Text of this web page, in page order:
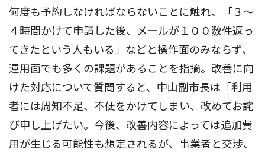
何度も予約しなければならないことに触れ、「３〜
４時間かけて申請した後、メールが１００数件返っ
てきたという人もいる」などと操作面のみならず、
運用面でも多くの課題があることを指摘。改善に向
けた対応について質問すると、中山副市長は「利用
者には周知不足、不便をかけてしまい、改めてお詫
び申し上げたい。今後、改善内容によっては追加費
用が生じる可能性も想定されるが、事業者と交渉、